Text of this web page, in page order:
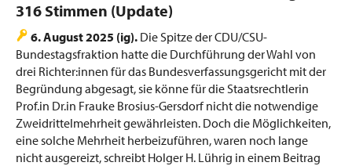
316 Stimmen (Update)
6. August 2025 (ig). Die Spitze der CDU/CSU-
Bundestagsfraktion hatte die Durchführung der Wahl von
drei Richter:innen für das Bundesverfassungsgericht mit der
Begründung abgesagt, sie könne für die Staatsrechtlerin
Prof.in Dr.in Frauke Brosius-Gersdorf nicht die notwendige
Zweidrittelmehrheit gewährleisten. Doch die Möglichkeiten,
eine solche Mehrheit herbeizuführen, waren noch lange
nicht ausgereizt, schreibt Holger H. Lührig in einem Beitrag